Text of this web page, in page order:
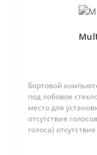
Бортовой
под лобовое
место для
отсутствие
голоса) отсутствие